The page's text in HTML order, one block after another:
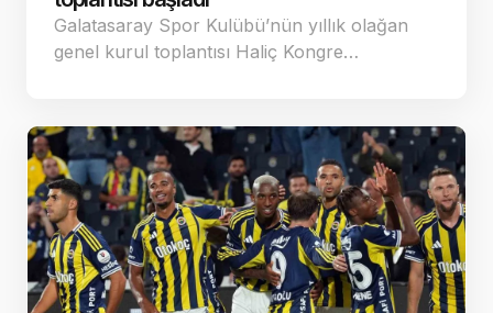
Galatasaray Spor Kulübü’nün yıllık olağan
genel kurul toplantısı Haliç Kongre…